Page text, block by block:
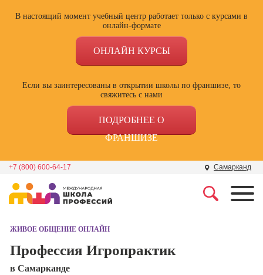
В настоящий момент учебный центр работает только с курсами в
онлайн-формате
ОНЛАЙН КУРСЫ
Если вы заинтересованы в открытии школы по франшизе, то
свяжитесь с нами
ПОДРОБНЕЕ О
ФРАНШИЗЕ
+7 (800) 600-64-17 Самарканд
Школа дизайна
ЖИВОЕ ОБЩЕНИЕ ОНЛАЙН
Профессия Игропрактик
в Самарканде